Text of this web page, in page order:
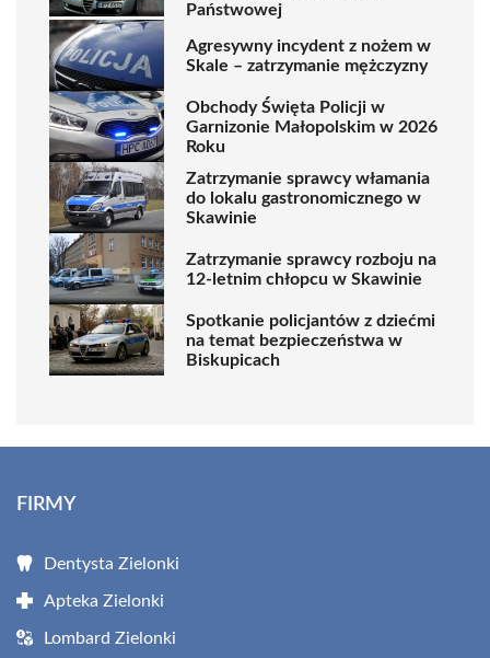
Państwowej
Agresywny incydent z nożem w
Skale – zatrzymanie mężczyzny
Obchody Święta Policji w
Garnizonie Małopolskim w 2026
Roku
Zatrzymanie sprawcy włamania
do lokalu gastronomicznego w
Skawinie
Zatrzymanie sprawcy rozboju na
12-letnim chłopcu w Skawinie
Spotkanie policjantów z dziećmi
na temat bezpieczeństwa w
Biskupicach
FIRMY
Dentysta Zielonki
Apteka Zielonki
Lombard Zielonki